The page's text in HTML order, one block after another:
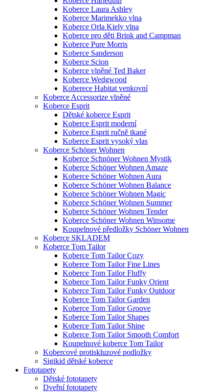
Koberce Laura Ashley
Koberce Marimekko vlna
Koberce Orla Kiely vlna
Koberce pro děti Brink and Campman
Koberce Pure Morris
Koberce Sanderson
Koberce Scion
Koberce vlněné Ted Baker
Koberce Wedgwood
Koberece Habitat venkovní
Koberce Accessorize vlněné
Koberce Esprit
Dětské koberce Esprit
Koberce Esprit moderní
Koberce Esprit ručně tkané
Koberce Esprit vysoký vlas
Koberce Schöner Wohnen
Koberce Schnöner Wohnen Mystik
Koberce Schöner Wohnen Amaze
Koberce Schöner Wohnen Aura
Koberce Schöner Wohnen Balance
Koberce Schöner Wohnen Magic
Koberce Schöner Wohnen Summer
Koberce Schöner Wohnen Tender
Koberce Schöner Wohnen Winsome
Koupelnové předložky Schöner Wohnen
Koberce SKLADEM
Koberce Tom Tailor
Koberce Tom Tailor Cozy
Koberce Tom Tailor Fine Lines
Koberce Tom Tailor Fluffy
Koberce Tom Tailor Funky Orient
Koberce Tom Tailor Funky Outdoor
Koberce Tom Tailor Garden
Koberce Tom Tailor Groove
Koberce Tom Tailor Shapes
Koberce Tom Tailor Shine
Koberce Tom Tailor Smooth Comfort
Koupelnové koberce Tom Tailor
Kobercové protiskluzové podložky
Sigikid dětské koberce
Fototapety
Dětské fototapety
Dveřní fototapety